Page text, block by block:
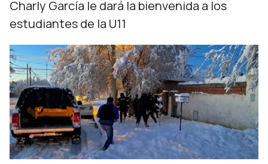
Charly García le dará la bienvenida a los
estudiantes de la U11